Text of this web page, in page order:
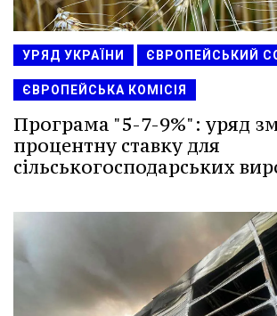
УРЯД УКРАЇНИ ЄВРОПЕЙСЬКИЙ
ЄВРОПЕЙСЬКА КОМІСІЯ
Програма "5-7-9%": уряд
процентну ставку для
сільськогосподарських